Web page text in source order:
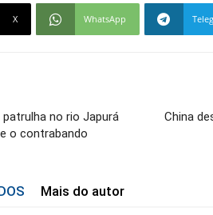
X WhatsApp
no rio Japurá
o contrabando
China
Mais do autor